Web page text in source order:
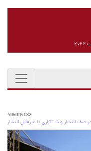
4050114082